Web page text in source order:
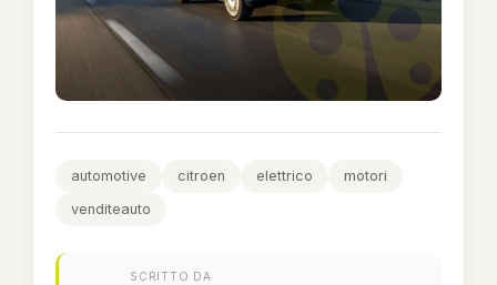
automotive citroen elettrico
motori
venditeauto
SCRITTO DA